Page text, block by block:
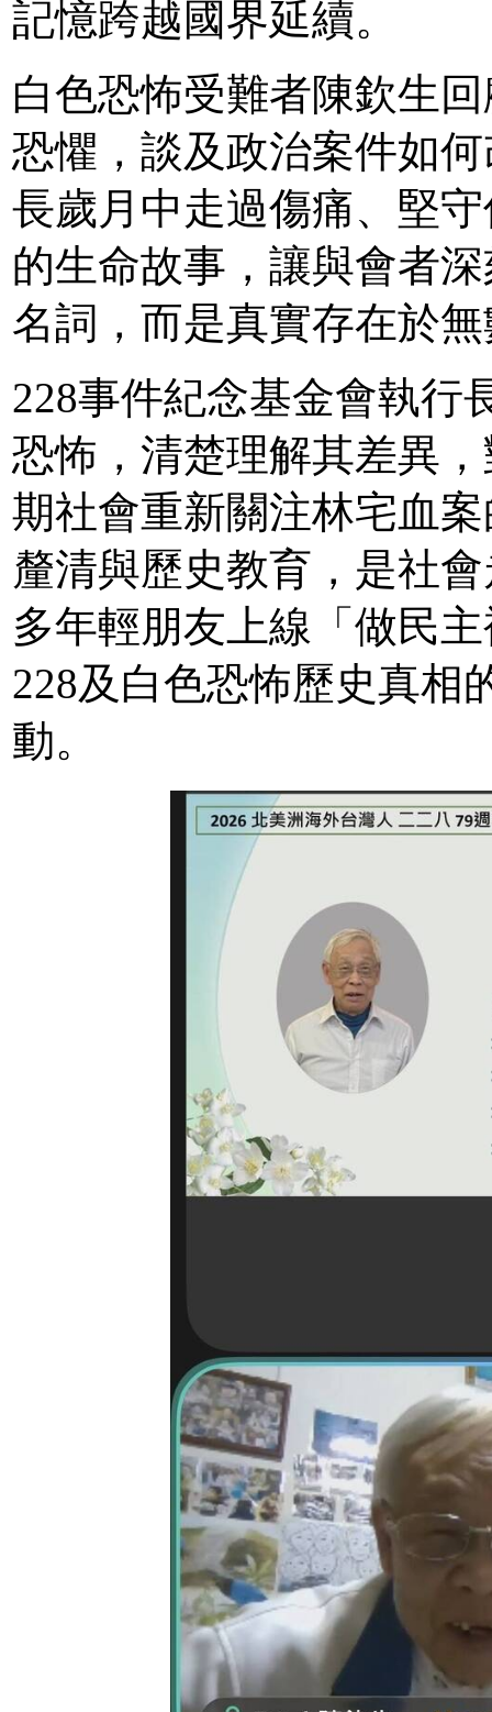
記憶跨越國界延續。
白色恐怖受難者陳欽生
恐懼，談及政治案件如
長歲月中走過傷痛、堅
的生命故事，讓與會者
名詞，而是真實存在於
228事件紀念基金會執行
恐怖，清楚理解其差異
期社會重新關注林宅血
釐清與歷史教育，是社
多年輕朋友上線「做民
228及白色恐怖歷史真相
動。